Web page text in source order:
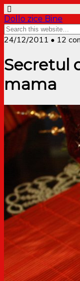
Dollo zice Bine
24/12/2011 • 12
Secretul
mama